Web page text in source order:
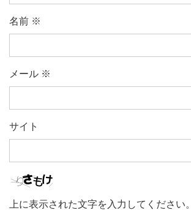
名前 ※
メール ※
サイト
上に表示された文字を入力してください。